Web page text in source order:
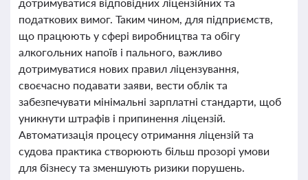
податкових вимог. Таким чином, для підприємств,
що працюють у сфері виробництва та обігу
алкогольних напоїв і пального, важливо
дотримуватися нових правил ліцензування,
своєчасно подавати заяви, вести облік та
забезпечувати мінімальні зарплатні стандарти, щоб
уникнути штрафів і припинення ліцензій.
Автоматизація процесу отримання ліцензій та
судова практика створюють більш прозорі умови
для бізнесу та зменшують ризики порушень.